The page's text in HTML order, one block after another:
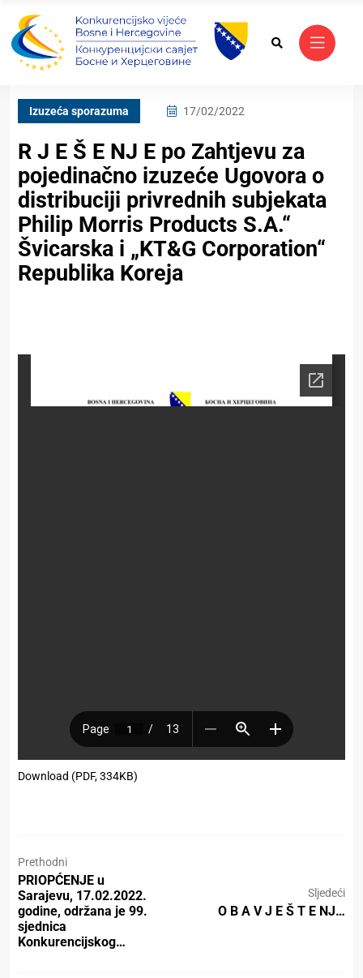
Izuzeća sporazuma 17/02/2022
R J E Š E NJ E po Zahtjevu za
pojedinačno izuzeće Ugovora o
distribuciji privrednih subjekata
Philip Morris Products S.A.“
Švicarska i „KT&G Corporation“
Republika Koreja
Download (PDF, 334KB)
Prethodni
PRIOPĆENJE u
Sarajevu, 17.02.2022.
godine, održana je 99.
sjednica
Konkurencijskog…
Sljedeći
O B A V J E Š T E NJ…